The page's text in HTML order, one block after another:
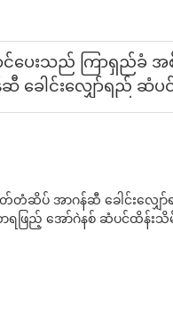
င်ပေးသည် ကြာရှည်ခံ အ
ခေါင်းလျှော်ရည် ဆံပ
- YOGI CARE